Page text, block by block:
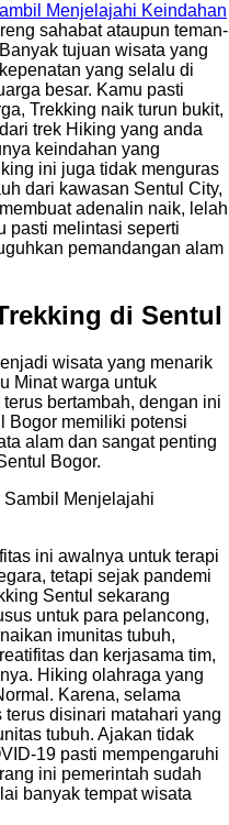
Menjelajahi Keindahan
sahabat ataupun teman-
tujuan wisata yang
yang selalu di
besar. Kamu pasti
Trekking naik turun bukit,
trek Hiking yang anda
keindahan yang
ini juga tidak menguras
dari kawasan Sentul City,
adenalin naik, lelah
pasti melintasi seperti
pemandangan alam
di Sentul
wisata yang menarik
Minat warga untuk
bertambah, dengan ini
Bogor memiliki potensi
alam dan sangat penting
Bogor.
ini awalnya untuk terapi
tetapi sejak pandemi
Sentul sekarang
untuk para pelancong,
imunitas tubuh,
dan kerjasama tim,
Hiking olahraga yang
Karena, selama
disinari matahari yang
tubuh. Ajakan tidak
19 pasti mempengaruhi
ini pemerintah sudah
banyak tempat wisata